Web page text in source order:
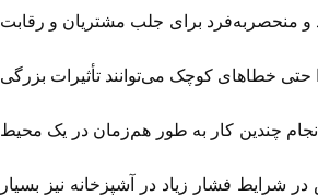
و منحصربه‌فرد برای جلب مشتریان و رقابت
حتی خطاهای کوچک می‌توانند تأثیرات بزرگی
چندین کار به طور هم‌زمان در یک محیط
فشار زیاد در آشپزخانه نیز بسیار